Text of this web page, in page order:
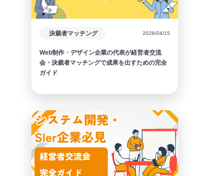
決裁者マッチング 2026/04/15
Web制作・デザイン企業の代表が経営者交流
会・決裁者マッチングで成果を出すための完全
ガイド